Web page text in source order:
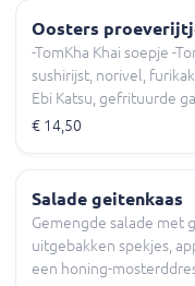
Oosters
-TomKha Khai soepje -
sushirijst, norivel,
Ebi Katsu, gefrituurde
€ 14,50
Salade geitenkaas
Gemengde salade met
uitgebakken spekjes,
een honing-